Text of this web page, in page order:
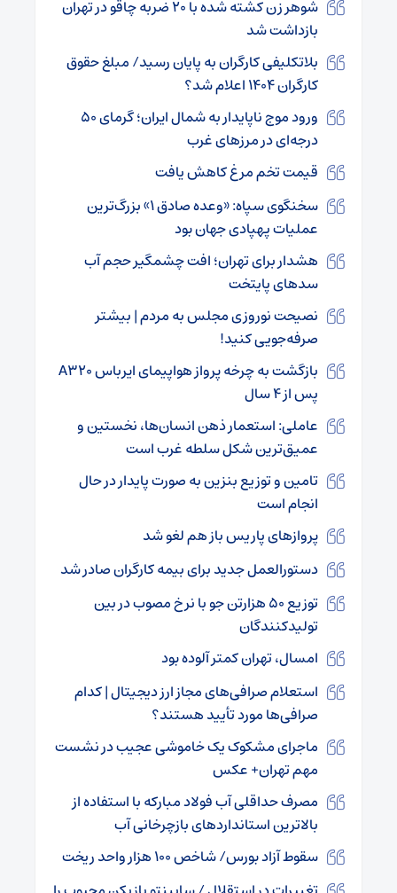
شوهر زن کشته شده با ۲۰ ضربه چاقو در تهران
بازداشت شد
بلاتکلیفی کارگران به پایان رسید/ مبلغ حقوق
کارگران ۱۴۰۴ اعلام شد؟
ورود موج ناپایدار به شمال ایران؛ گرمای ۵۰
درجه‌ای در مرزهای غرب
قیمت تخم مرغ کاهش یافت
سخنگوی سپاه: «وعده صادق ۱» بزرگ‌ترین
عملیات پهپادی جهان بود
هشدار برای تهران؛ افت چشمگیر حجم آب
سدهای پایتخت
نصیحت نوروزی مجلس به مردم | بیشتر
صرفه‌جویی کنید!
بازگشت به چرخه پرواز هواپیمای ایرباس A۳۲۰
پس از ۴ سال
عاملی: استعمار ذهن انسان‌ها، نخستین و
عمیق‌ترین شکل سلطه غرب است
تامین و توزیع بنزین به صورت پایدار در حال
انجام است
پروازهای پاریس باز هم لغو شد
دستورالعمل جدید برای بیمه کارگران صادر شد
توزیع ۵۰ هزارتن جو با نرخ مصوب در بین
تولیدکنندگان
امسال، تهران کمتر آلوده بود
استعلام صرافی‌های مجاز ارز دیجیتال | کدام
صرافی‌ها مورد تأیید هستند؟
ماجرای مشکوک یک خاموشی عجیب در نشست
مهم تهران+ عکس
مصرف حداقلی آب فولاد مبارکه با استفاده از
بالاترین استانداردهای بازچرخانی آب
سقوط آزاد بورس/ شاخص ۱۰۰ هزار واحد ریخت